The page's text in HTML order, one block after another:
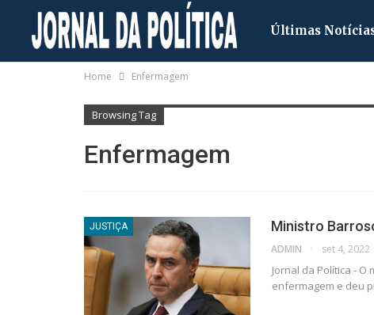
Últimas
Home Enfermagem
Browsing Tag
Enfermagem
JUSTIÇA Ministro
ADMIN set 4, 2022
Jornal da Política -
enfermagem e deu